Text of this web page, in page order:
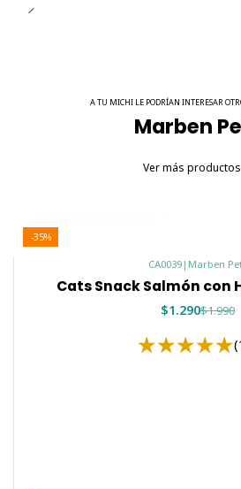
A TU MICHI LE PODRÍAN INTERESAR
Marben
Ver más productos
-35%
CA0039 | Marben
Cats Snack Salmón con
$1.290$1.990